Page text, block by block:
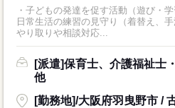
・子どもの発達を促す活動（遊び・
日常生活の練習の見守り（着替え、
やり取りや相談対応...
[派遣]保育士、介護福祉士
他
[勤務地]/大阪府羽曳野市 /